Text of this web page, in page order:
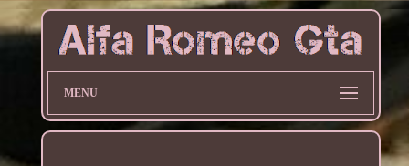
MENU